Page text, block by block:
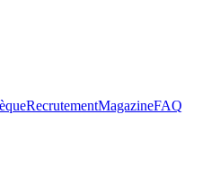
RecrutementMagazineFAQ